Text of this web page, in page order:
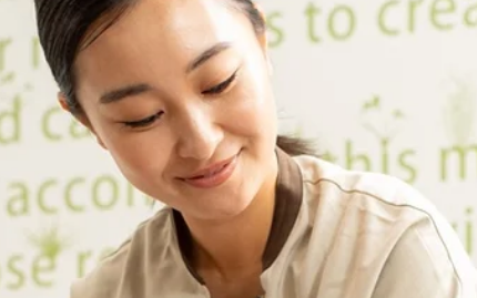
本日の空き状況をお知らせいたします。13：40～ 15：
ております。
や体調は大丈夫ですか？Re.Ra.Kuでお身体癒しません
お客様はボディケア30分4,080円(通常4,400円)、60分